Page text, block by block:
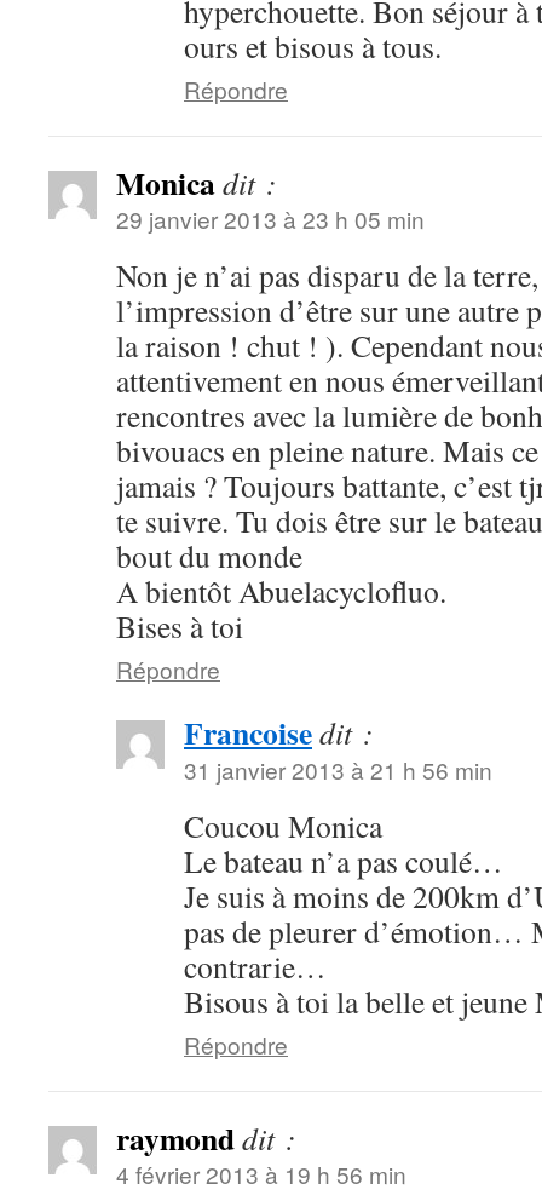
hyperchouette. Bon séjour
ours et bisous à tous.
Répondre
Monicadit :
29 janvier 2013 à 23 h 05 min
Non je n’ai pas disparu de la
l’impression d’être sur une autre
la raison ! chut ! ). Cependant
attentivement en nous
rencontres avec la lumière de
bivouacs en pleine nature. Mais
jamais ? Toujours battante, c’est
te suivre. Tu dois être sur le
bout du monde
A bientôt Abuelacyclofluo.
Bises à toi
Répondre
Francoisedit :
31 janvier 2013 à 21 h 56 min
Coucou Monica
Le bateau n’a pas coulé…
Je suis à moins de 200km
pas de pleurer d’émotion…
contrarie…
Bisous à toi la belle et jeune
Répondre
raymonddit :
4 février 2013 à 19 h 56 min